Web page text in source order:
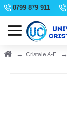
0799 879 911
Cristale A-F